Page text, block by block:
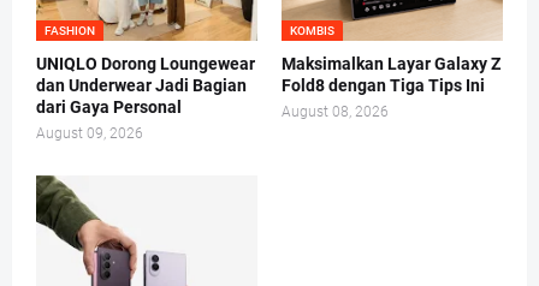
FASHION
UNIQLO Dorong Loungewear
dan Underwear Jadi Bagian
dari Gaya Personal
August 09, 2026
KOMBIS
Maksimalkan Layar Galaxy Z
Fold8 dengan Tiga Tips Ini
August 08, 2026